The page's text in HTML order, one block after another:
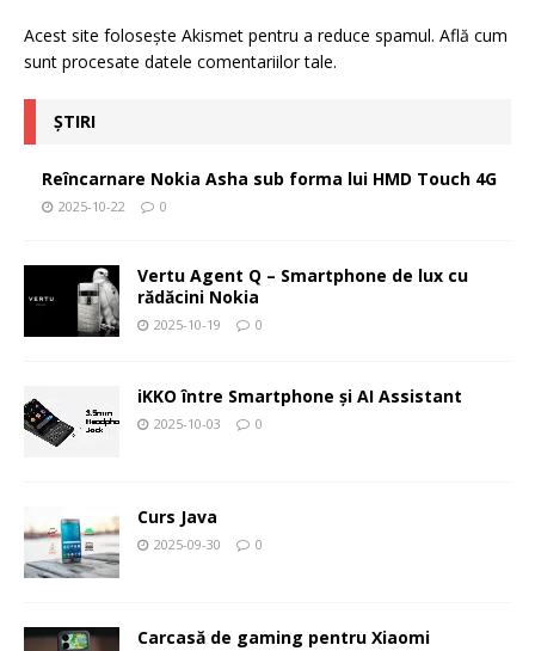
Acest site folosește Akismet pentru a reduce spamul. Află cum
sunt procesate datele comentariilor tale.
ȘTIRI
Reîncarnare Nokia Asha sub forma lui HMD Touch 4G
2025-10-22 0
Vertu Agent Q – Smartphone de lux cu
rădăcini Nokia
2025-10-19 0
iKKO între Smartphone și AI Assistant
2025-10-03 0
Curs Java
2025-09-30 0
Carcasă de gaming pentru Xiaomi